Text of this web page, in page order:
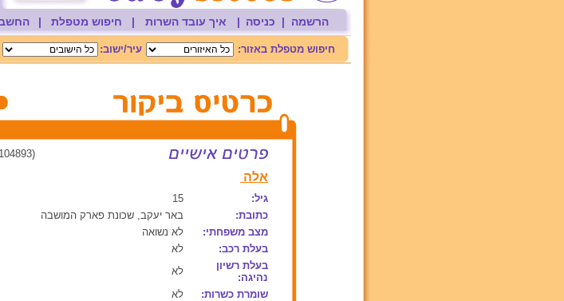
הרשמה | כניסה | איך עובד השרות | חיפוש מטפלת |
חיפוש מטפלת באזור: עיר/ישוב:
(104893)
אלה
גיל:
15
כתובת:
באר יעקב, שכונת פארק המושבה
מצב משפחתי:
לא נשואה
בעלת רכב:
לא
בעלת רשיון
נהיגה:
לא
שומרת כשרות:
לא